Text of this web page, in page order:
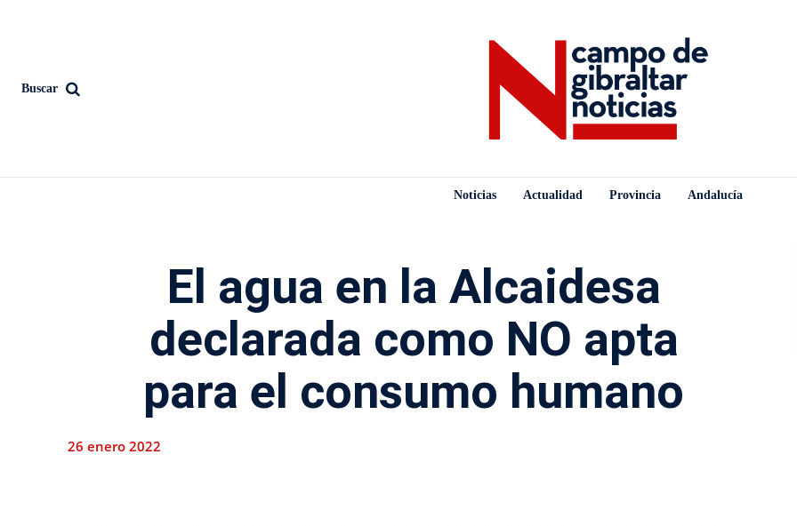
Buscar
Noticias Actualidad Provincia Andalucía
El agua en la Alcaidesa
declarada como NO apta
para el consumo humano
26 enero 2022